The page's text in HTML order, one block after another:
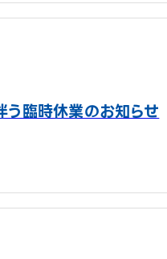
う臨時休業のお知らせ